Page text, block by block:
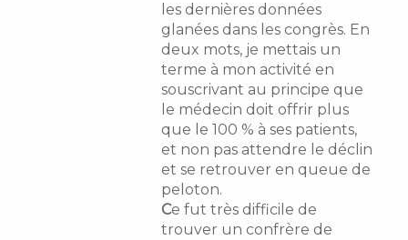
les dernières données
glanées dans les congrès. En
deux mots, je mettais un
terme à mon activité en
souscrivant au principe que
le médecin doit offrir plus
que le 100 % à ses patients,
et non pas attendre le déclin
et se retrouver en queue de
peloton.
Ce fut très difficile de
trouver un confrère de